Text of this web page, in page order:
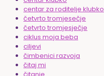
centar za roditelje klubko
četvrto tromjesečje
četvrto tromjesječje
ciklus moja beba
ciljevi
čimbenici razvoja
čitaj mi